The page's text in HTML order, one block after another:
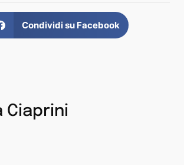
Condividi su Facebook
Ciaprini